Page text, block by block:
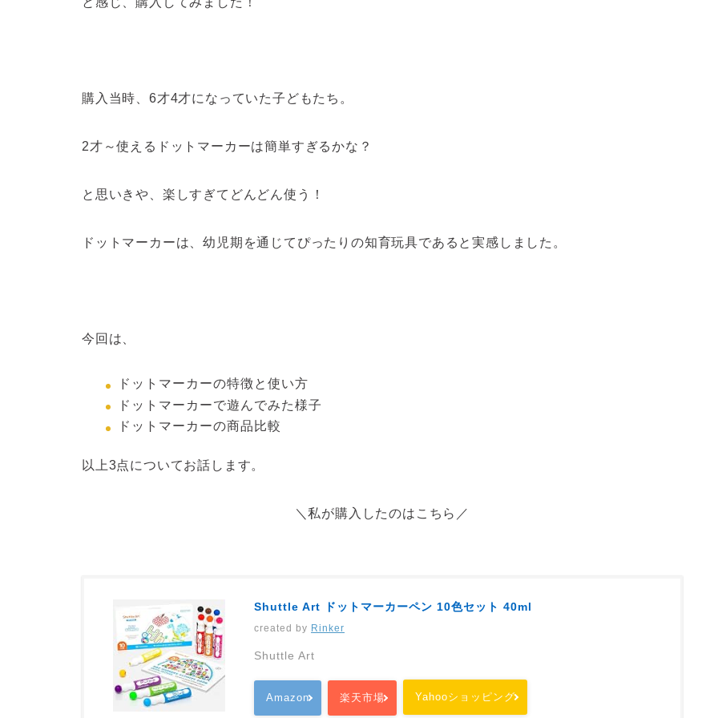
購入当時、6才4才になっていた子どもたち。
2才～使えるドットマーカーは簡単すぎるかな？
と思いきや、楽しすぎてどんどん使う！
ドットマーカーは、幼児期を通じてぴったりの知育玩具であると実感しました。
今回は、
ドットマーカーの特徴と使い方
ドットマーカーで遊んでみた様子
ドットマーカーの商品比較
以上3点についてお話します。
＼私が購入したのはこちら／
Shuttle Art ドットマーカーペン 10色セット 40ml
created by Rinker
Shuttle Art
Amazon 楽天市場 Yahooショッピング